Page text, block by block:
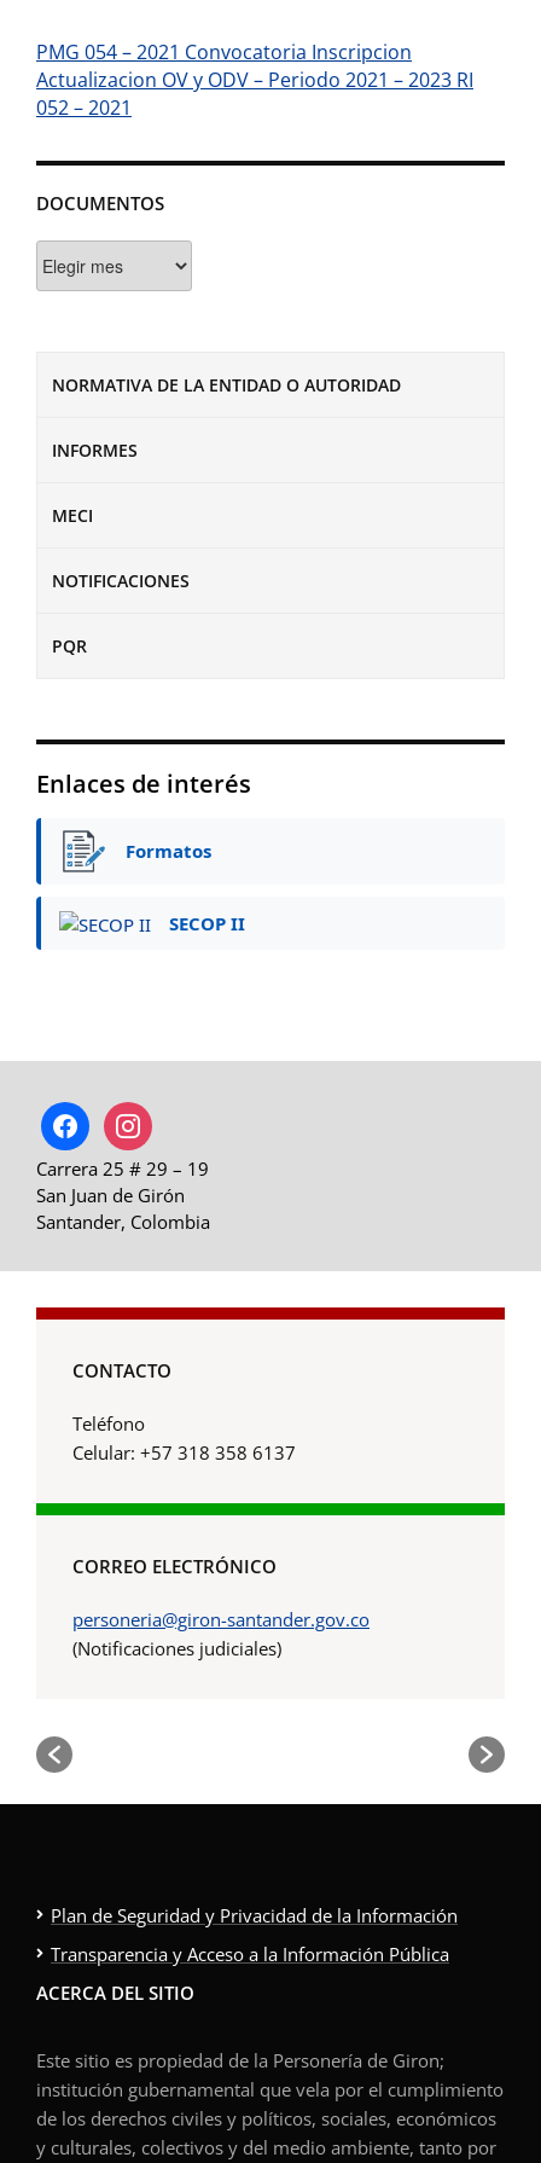
DOCUMENTOS
NORMATIVA DE LA ENTIDAD O AUTORIDAD
INFORMES
MECI
NOTIFICACIONES
PQR
Enlaces de interés
Formatos
SECOP II
PMG 054 – 2021 Convocatoria Inscripcion
Actualizacion OV y ODV – Periodo 2021 – 2023 RI
052 – 2021
facebookinstagram
Carrera 25 # 29 – 19
San Juan de Girón
Santander, Colombia
CONTACTO
Teléfono
Celular: +57 318 358 6137
CORREO ELECTRÓNICO
personeria@giron-santander.gov.co
(Notificaciones judiciales)
Plan de Seguridad y Privacidad de la Información
Transparencia y Acceso a la Información Pública
ACERCA DEL SITIO
Este sitio es propiedad de la Personería de Giron;
institución gubernamental que vela por el cumplimiento
de los derechos civiles y políticos, sociales, económicos
y culturales, colectivos y del medio ambiente, tanto por